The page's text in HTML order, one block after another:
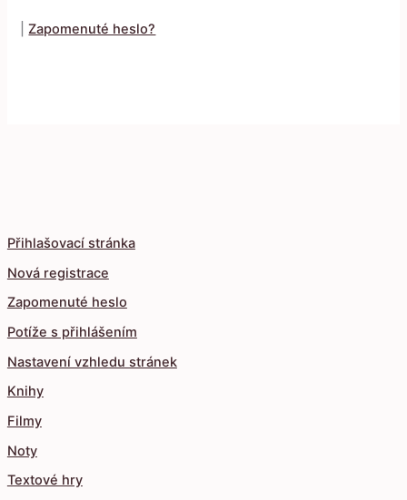
Přihlašovací stránka
Nová registrace
Zapomenuté heslo
Potíže s přihlášením
Nastavení vzhledu stránek
Knihy
Filmy
Noty
Textové hry
|Zapomenuté heslo?